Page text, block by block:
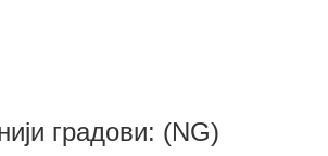
градови: (NG)